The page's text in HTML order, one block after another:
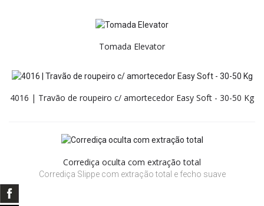
Tomada Elevator
4016 | Travão de roupeiro c/ amortecedor Easy Soft - 30-50 Kg
Corrediça oculta com extração total
Corrediça Slippe com extração total e fecho suave